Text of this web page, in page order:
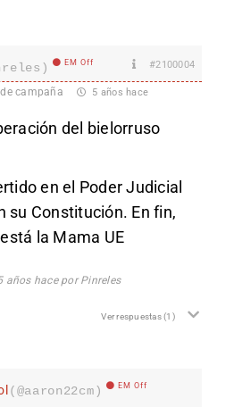
EM Off #2100004
campaña 5 años hace
del bielorruso
en el Poder Judicial
su Constitución. En fin,
la Mama UE
años hace por Pinreles
Ver respuestas(1)
(@aaron22cm) EM Off